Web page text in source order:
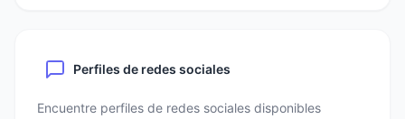
Perfiles de redes sociales
Encuentre perfiles de redes sociales disponibles